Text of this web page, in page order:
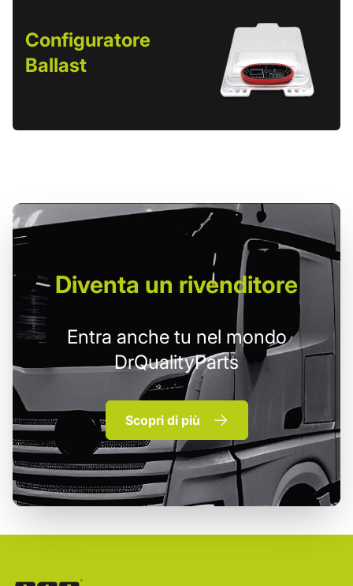
Configuratore
Ballast
Diventa un rivenditore
Entra anche tu nel mondo
DrQualityParts
Scopri di più